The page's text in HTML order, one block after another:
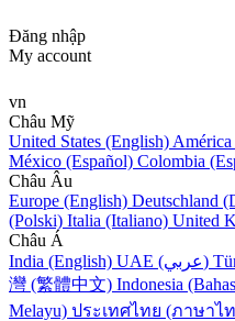
Đăng nhập
My account
vn
Châu Mỹ
United States (English)
México (Español) Colombia
Châu Âu
Europe (English) Deutschland
(Polski) Italia (Italiano) United
Châu Á
India (English)
UAE (عربي)
灣 (繁體中文) Indonesia
Melayu) ประเทศไทย (ภาษาไ